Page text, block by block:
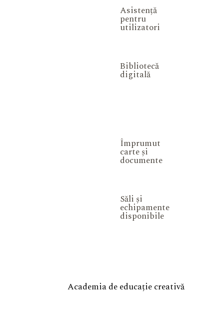
Asistență
pentru
utilizatori
Bibliotecă
digitală
Împrumut
carte și
documente
Săli și
echipamente
disponibile
Academia de educație creativă